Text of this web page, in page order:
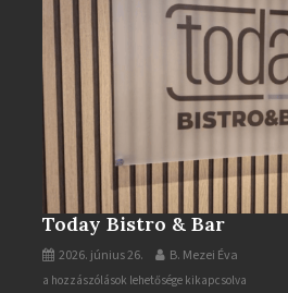
Today Bistro & Bar
2026. június 26. B. Mezei Éva
Today
a hozzászólások lehetősége kikapcsolva